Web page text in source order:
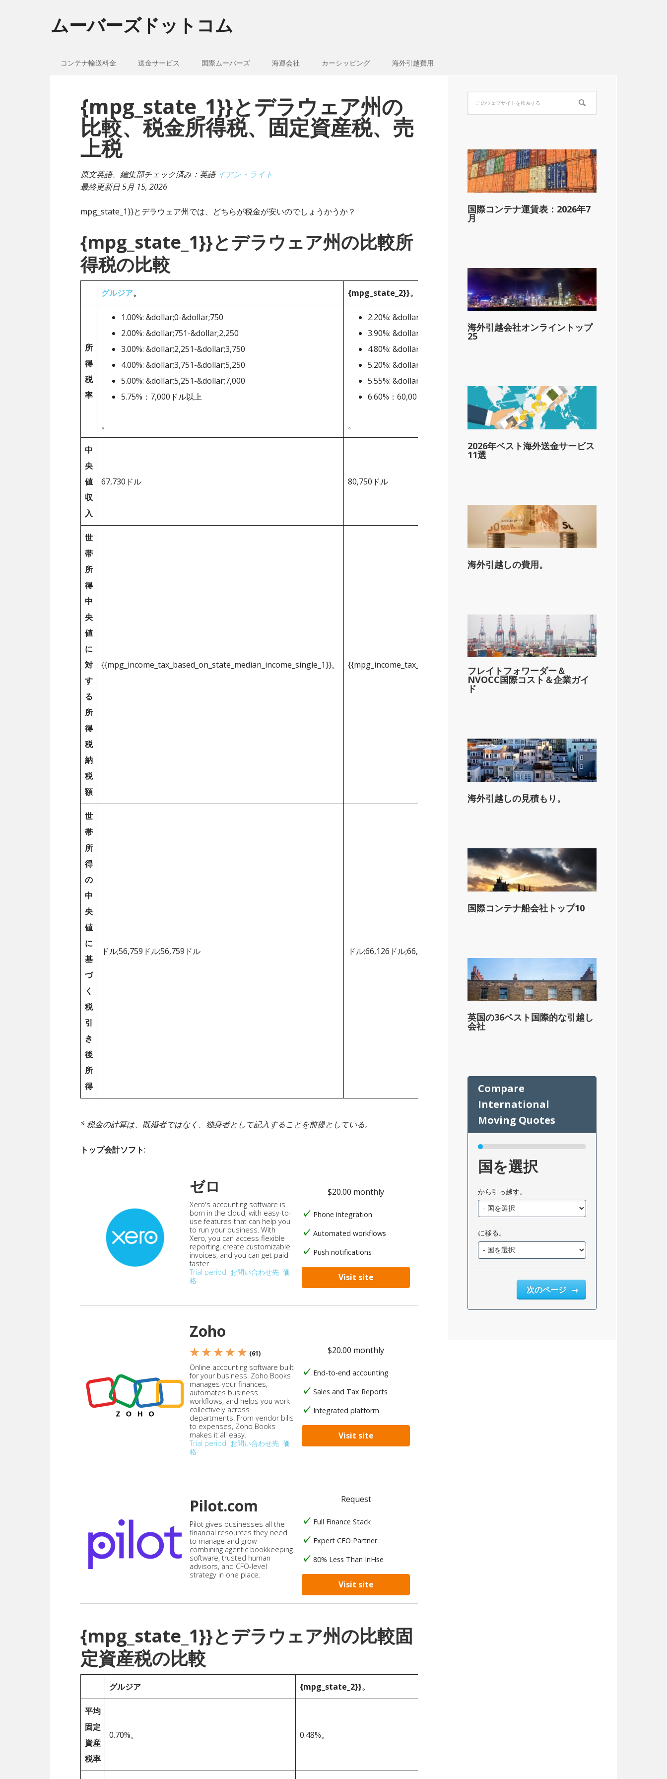
ムーバーズドットコム
コンテナ輸送料金 送金サービス 国際ムーバーズ 海運会社 カーシッピング 海外引越費用
{mpg_state_1}}とデラウェア州の
比較、税金所得税、固定資産税、売
上税
原文英語、編集部チェック済み：英語イアン・ライト
最終更新日5月 15, 2026
mpg_state_1}}とデラウェア州では、どちらが税金が安いのでしょうかうか？
{mpg_state_1}}とデラウェア州の比較所
得税の比較
グルジア。 {mpg_state_2}}。
所
得
税
率
1.00%: &dollar;0-&dollar;750
2.00%: &dollar;751-&dollar;2,250
3.00%: &dollar;2,251-&dollar;3,750
4.00%: &dollar;3,751-&dollar;5,250
5.00%: &dollar;5,251-&dollar;7,000
5.75%：7,000ドル以上
。
2.20%: &dollar;2,000-&dollar;,5000
3.90%: &dollar;5,001-&dollar;10,000
4.80%: &dollar;10,001-&dollar;20,000
5.20%: &dollar;20,001-&dollar;25,000
5.55%: &dollar;25,001-&dollar;60,000
6.60%：60,001ドル以上
。
中
央
値
収
入
67,730ドル 80,750ドル
世
帯
所
得
中
央
値
に
対
す
る
所
得
税
納
税
額
{{mpg_income_tax_based_on_state_median_income_single_1}}。 {{mpg_income_tax_based_on_state_median_single_2}}。
世
帯
所
得
の
中
央
値
に
基
づ
く
税
引
き
後
所
得
ドル;56,759ドル;56,759ドル ドル;66,126ドル;66,126ドル
* 税金の計算は、既婚者ではなく、独身者として記入することを前提としている。
トップ会計ソフト:
ゼロ
Xero's accounting software is
born in the cloud, with easy-to-
use features that can help you
to run your business. With
Xero, you can access flexible
reporting, create customizable
invoices, and you can get paid
faster.
Trial period お問い合わせ先 価
格
$20.00 monthly
Phone integration
Automated workflows
Push notifications
Visit site
Zoho
★ ★ ★ ★ ★ (61)
Online accounting software built
for your business. Zoho Books
manages your finances,
automates business
workflows, and helps you work
collectively across
departments. From vendor bills
to expenses, Zoho Books
makes it all easy.
Trial period お問い合わせ先 価
格
$20.00 monthly
End-to-end accounting
Sales and Tax Reports
Integrated platform
Visit site
Pilot.com
Pilot gives businesses all the
financial resources they need
to manage and grow —
combining agentic bookkeeping
software, trusted human
advisors, and CFO-level
strategy in one place.
Request
Full Finance Stack
Expert CFO Partner
80% Less Than InHse
Visit site
{mpg_state_1}}とデラウェア州の比較固
定資産税の比較
グルジア {mpg_state_2}}。
平均
固定
資産
税率
0.70%。 0.48%。
国際コンテナ運賃表：2026年7
月
海外引越会社オンライントップ
25
2026年ベスト海外送金サービス
11選
海外引越しの費用。
フレイトフォワーダー＆
NVOCC国際コスト＆企業ガイ
ド
海外引越しの見積もり。
国際コンテナ船会社トップ10
英国の36ベスト国際的な引越し
会社
国を選択
から引っ越す。
に移る。
次のページ